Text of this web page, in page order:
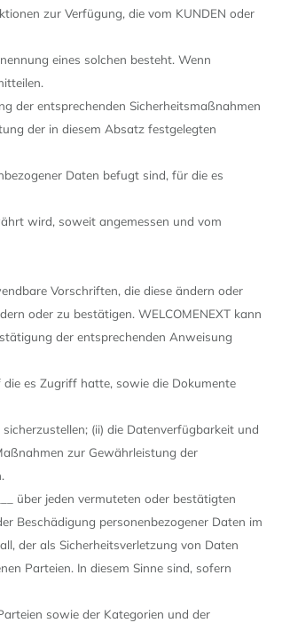
zur Verfügung, die vom KUNDEN oder
eines solchen besteht. Wenn
der entsprechenden Sicherheitsmaßnahmen
der in diesem Absatz festgelegten
Daten befugt sind, für die es
wird, soweit angemessen und vom
Vorschriften, die diese ändern oder
oder zu bestätigen. WELCOMENEXT kann
der entsprechenden Anweisung
es Zugriff hatte, sowie die Dokumente
(ii) die Datenverfügbarkeit und
zur Gewährleistung der
über jeden vermuteten oder bestätigten
Beschädigung personenbezogener Daten im
der als Sicherheitsverletzung von Daten
Parteien. In diesem Sinne sind, sofern
sowie der Kategorien und der